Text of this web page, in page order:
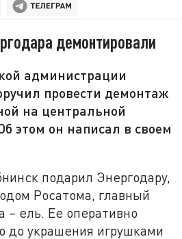
демонтировали
администрации
провести демонтаж
на центральной
этом он написал в своем
подарил Энергодару,
Росатома, главный
– ель. Ее оперативно
до украшения игрушками